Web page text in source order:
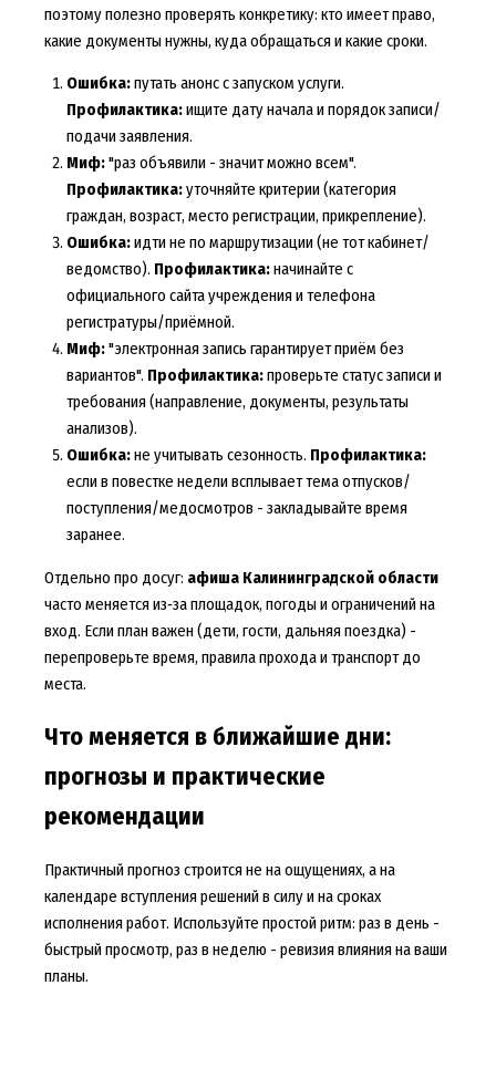
поэтому полезно проверять конкретику: кто имеет право,
какие документы нужны, куда обращаться и какие сроки.
Ошибка:путать анонс с запуском услуги.
Профилактика:ищите дату начала и порядок записи/
подачи заявления.
Миф:"раз объявили - значит можно всем".
Профилактика:уточняйте критерии (категория
граждан, возраст, место регистрации, прикрепление).
Ошибка:идти не по маршрутизации (не тот кабинет/
ведомство). Профилактика:начинайте с
официального сайта учреждения и телефона
регистратуры/приёмной.
Миф:"электронная запись гарантирует приём без
вариантов". Профилактика:проверьте статус записи и
требования (направление, документы, результаты
анализов).
Ошибка:не учитывать сезонность. Профилактика:
если в повестке недели всплывает тема отпусков/
поступления/медосмотров - закладывайте время
заранее.
Отдельно про досуг: афиша Калининградской области
часто меняется из‑за площадок, погоды и ограничений на
вход. Если план важен (дети, гости, дальняя поездка) -
перепроверьте время, правила прохода и транспорт до
места.
Что меняется в ближайшие дни:
прогнозы и практические
рекомендации
Практичный прогноз строится не на ощущениях, а на
календаре вступления решений в силу и на сроках
исполнения работ. Используйте простой ритм: раз в день -
быстрый просмотр, раз в неделю - ревизия влияния на ваши
планы.